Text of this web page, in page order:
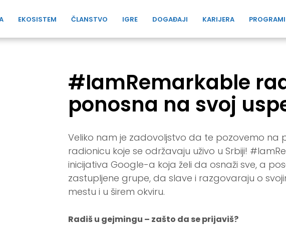
EKOSISTEM ČLANSTVO IGRE DOGAĐAJI KARIJERA PROGRAMI
#IamRemarkable
ponosna na svoj
Veliko nam je zadovoljstvo da te pozovemo na
radionicu koje se održavaju uživo u Srbiji!
inicijativa Google-a koja želi da osnaži sve, a
zastupljene grupe, da slave i razgovaraju o
mestu i u širem okviru.
Radiš u gejmingu – zašto da se prijaviš?